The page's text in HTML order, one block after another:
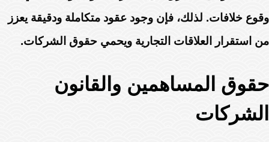
وقوع خلافات. لذلك، فإن وجود عقود متكاملة ودقيقة يعزز
من استقرار العلاقات التجارية ويحمي حقوق الشركات.
حقوق المساهمين والقانون
الشركات